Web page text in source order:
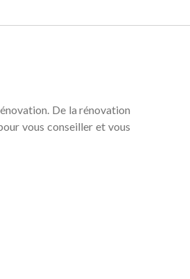
De la rénovation
vous conseiller et vous